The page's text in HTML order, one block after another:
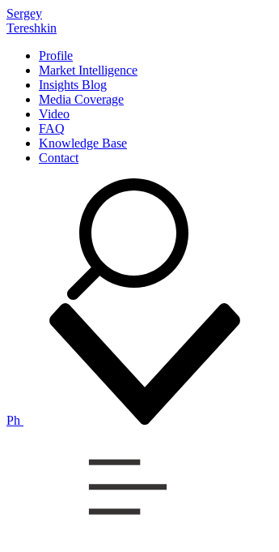
Sergey
Tereshkin
Profile
Market Intelligence
Insights Blog
Media Coverage
Video
FAQ
Knowledge Base
Contact
Ph